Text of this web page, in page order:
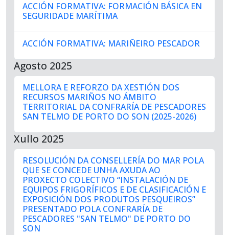
ACCIÓN FORMATIVA: FORMACIÓN BÁSICA EN
SEGURIDADE MARÍTIMA
ACCIÓN FORMATIVA: MARIÑEIRO PESCADOR
Agosto 2025
MELLORA E REFORZO DA XESTIÓN DOS
RECURSOS MARIÑOS NO ÁMBITO
TERRITORIAL DA CONFRARÍA DE PESCADORES
SAN TELMO DE PORTO DO SON (2025-2026)
Xullo 2025
RESOLUCIÓN DA CONSELLERÍA DO MAR POLA
QUE SE CONCEDE UNHA AXUDA AO
PROXECTO COLECTIVO “INSTALACIÓN DE
EQUIPOS FRIGORÍFICOS E DE CLASIFICACIÓN E
EXPOSICIÓN DOS PRODUTOS PESQUEIROS”
PRESENTADO POLA CONFRARÍA DE
PESCADORES "SAN TELMO" DE PORTO DO
SON